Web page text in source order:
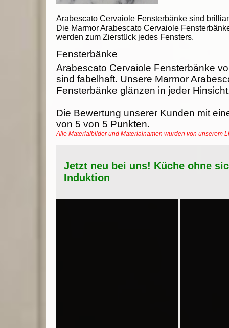
Arabescato Cervaiole Fensterbänke sind
Die Marmor Arabescato Cervaiole
werden zum Zierstück jedes Fensters.
Fensterbänke
Arabescato Cervaiole Fensterbänke
sind fabelhaft. Unsere Marmor
Fensterbänke glänzen in jeder
Die Bewertung unserer Kunden mit
von 5 von 5 Punkten.
Alle Materialbilder und Materialnamen wurden von unserem
Jetzt neu bei uns! Küche ohne
Induktion